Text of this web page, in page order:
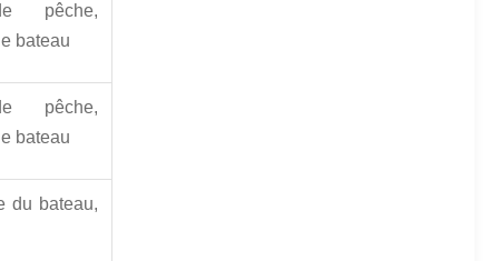
pêche,
bateau
pêche,
bateau
du bateau,